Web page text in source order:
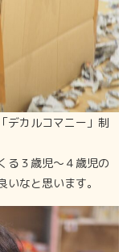
デカルコマニー」制
る３歳児～４歳児の
なと思います。